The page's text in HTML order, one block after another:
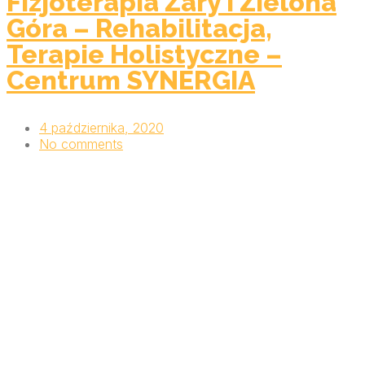
Góra – Rehabilitacja,
Terapie Holistyczne –
Centrum SYNERGIA
4 października, 2020
No comments